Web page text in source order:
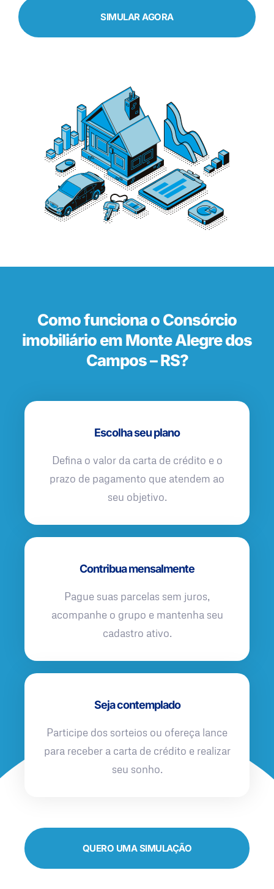
SIMULAR AGORA
Como funciona o Consórcio
imobiliário em Monte Alegre dos
Campos – RS?
Escolha seu plano
Defina o valor da carta de crédito e o
prazo de pagamento que atendem ao
seu objetivo.
Contribua mensalmente
Pague suas parcelas sem juros,
acompanhe o grupo e mantenha seu
cadastro ativo.
Seja contemplado
Participe dos sorteios ou ofereça lance
para receber a carta de crédito e realizar
seu sonho.
QUERO UMA SIMULAÇÃO